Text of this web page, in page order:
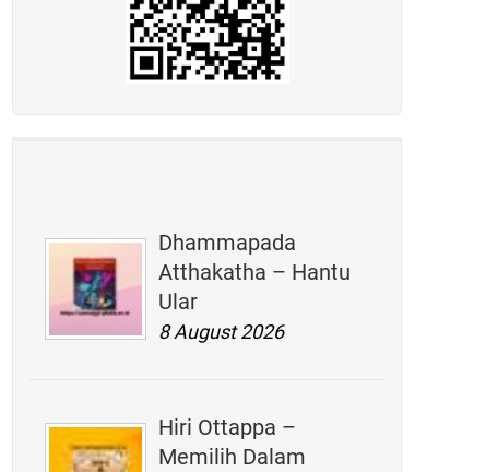
Dhammapada
Atthakatha – Hantu
Ular
8 August 2026
Hiri Ottappa –
Memilih Dalam